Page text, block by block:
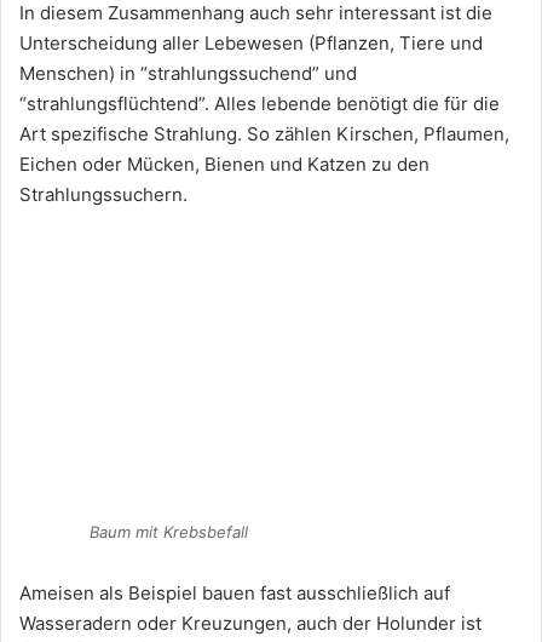
In diesem Zusammenhang auch sehr interessant ist die
Unterscheidung aller Lebewesen (Pflanzen, Tiere und
Menschen) in “strahlungssuchend” und
“strahlungsflüchtend”. Alles lebende benötigt die für die
Art spezifische Strahlung. So zählen Kirschen, Pflaumen,
Eichen oder Mücken, Bienen und Katzen zu den
Strahlungssuchern.
Baum mit Krebsbefall
Ameisen als Beispiel bauen fast ausschließlich auf
Wasseradern oder Kreuzungen, auch der Holunder ist